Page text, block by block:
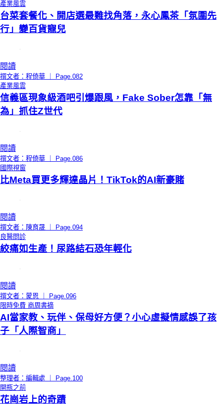
產業風雲
台菜套餐化、開店選最難找角落，永心鳳茶「氛圍先
行」變百貨寵兒
閱讀
撰文者：程倚華 ｜ Page.082
產業風雲
信義區現象級酒吧引爆跟風，Fake Sober怎靠「無
為」抓住Z世代
閱讀
撰文者：程倚華 ｜ Page.086
國際視窗
比Meta買更多輝達晶片！TikTok的AI新豪賭
閱讀
撰文者：陳育晟 ｜ Page.094
良醫問診
絞痛如生產！尿路結石恐年輕化
閱讀
撰文者：蒙恩 ｜ Page.096
限時免費 商周書摘
AI當家教、玩伴、保母好方便？小心虛擬情感誤了孩
子「人際智商」
閱讀
整理者：編輯處 ｜ Page.100
開瓶之前
花崗岩上的奇蹟